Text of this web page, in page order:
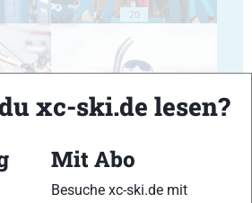
20
xc-ski.de lesen?
Mit Abo
Besuche xc-ski.de mit